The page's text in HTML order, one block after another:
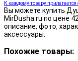
К каждому товару
Вы можете купить
MirDusha.ru по цене
описание, фото,
аксессуары.
Похожие товары: